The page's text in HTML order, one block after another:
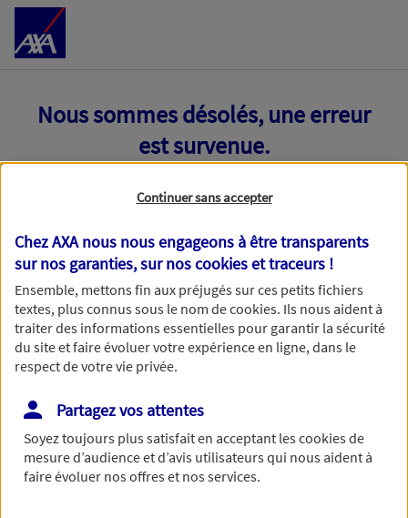
Accéder au Contenu
Nous sommes désolés, une erreur
est survenue.
Toutes nos excuses, une erreur technique nous empêche
de traiter votre demande. N'hésitez pas à rafraichir ce
formulaire dans quelques minutes.
Continuer sans accepter
Chez AXA nous nous engageons à être transparents
sur nos garanties, sur noscookies et traceurs !
Ensemble, mettons fin aux préjugés sur ces petits fichiers
textes, plus connus sous le nom decookies. Ils nous aident à
traiter des informations essentielles pour garantir la sécurité
du site et faire évoluer votre expérience en ligne, dans le
respect de votre vie privée.
Partagez vos attentes
Soyez toujours plus satisfait en acceptant lescookiesde
mesure d’audience et d’avis utilisateurs qui nous aident à
faire évoluer nos offres et nos services.